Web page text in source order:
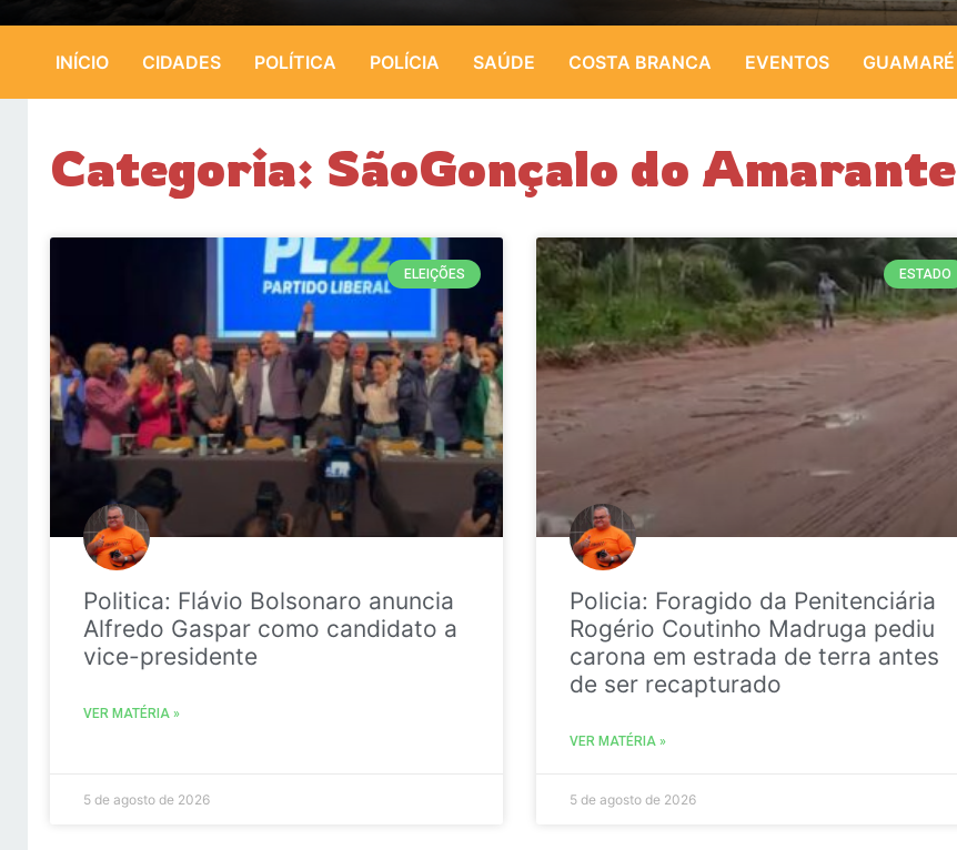
INÍCIO CIDADES POLÍTICA POLÍCIA SAÚDE COSTA BRANCA EVENTOS GUAMARÉ
Categoria: SãoGonçalo do Amarante
ELEIÇÕES
Politica: Flávio Bolsonaro anuncia
Alfredo Gaspar como candidato a
vice-presidente
VER MATÉRIA »
5 de agosto de 2026
ESTADO
Policia: Foragido da Penitenciária
Rogério Coutinho Madruga pediu
carona em estrada de terra antes
de ser recapturado
VER MATÉRIA »
5 de agosto de 2026